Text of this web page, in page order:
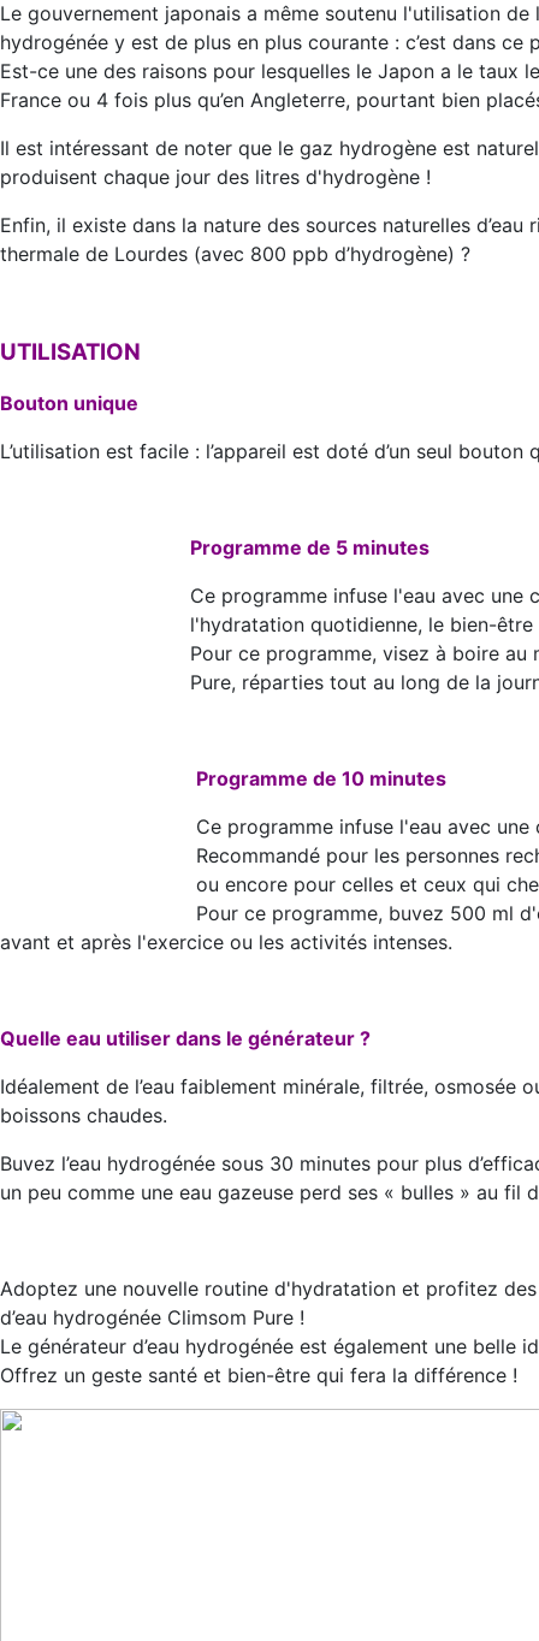
Le gouvernement japonais a même soutenu l'utilisation
hydrogénée y est de plus en plus courante : c’est dans
Est-ce une des raisons pour lesquelles le Japon a le taux
France ou 4 fois plus qu’en Angleterre, pourtant bien
Il est intéressant de noter que le gaz hydrogène est
produisent chaque jour des litres d'hydrogène !
Enfin, il existe dans la nature des sources naturelles
thermale de Lourdes (avec 800 ppb d’hydrogène) ?
UTILISATION
Bouton unique
L’utilisation est facile : l’appareil est doté d’un seul
Programme de 5 minutes
Ce programme infuse l'eau avec une
l'hydratation quotidienne, le bien-
Pour ce programme, visez à boire
Pure, réparties tout au long de la
Programme de 10 minutes
Ce programme infuse l'eau avec
Recommandé pour les personnes
ou encore pour celles et ceux qui
Pour ce programme, buvez 500 ml
avant et après l'exercice ou les activités intenses.
Quelle eau utiliser dans le générateur ?
Idéalement de l’eau faiblement minérale, filtrée, osmosée
boissons chaudes.
Buvez l’eau hydrogénée sous 30 minutes pour plus
un peu comme une eau gazeuse perd ses « bulles » au fil
Adoptez une nouvelle routine d'hydratation et profitez
d’eau hydrogénée Climsom Pure !
Le générateur d’eau hydrogénée est également une belle
Offrez un geste santé et bien-être qui fera la différence !